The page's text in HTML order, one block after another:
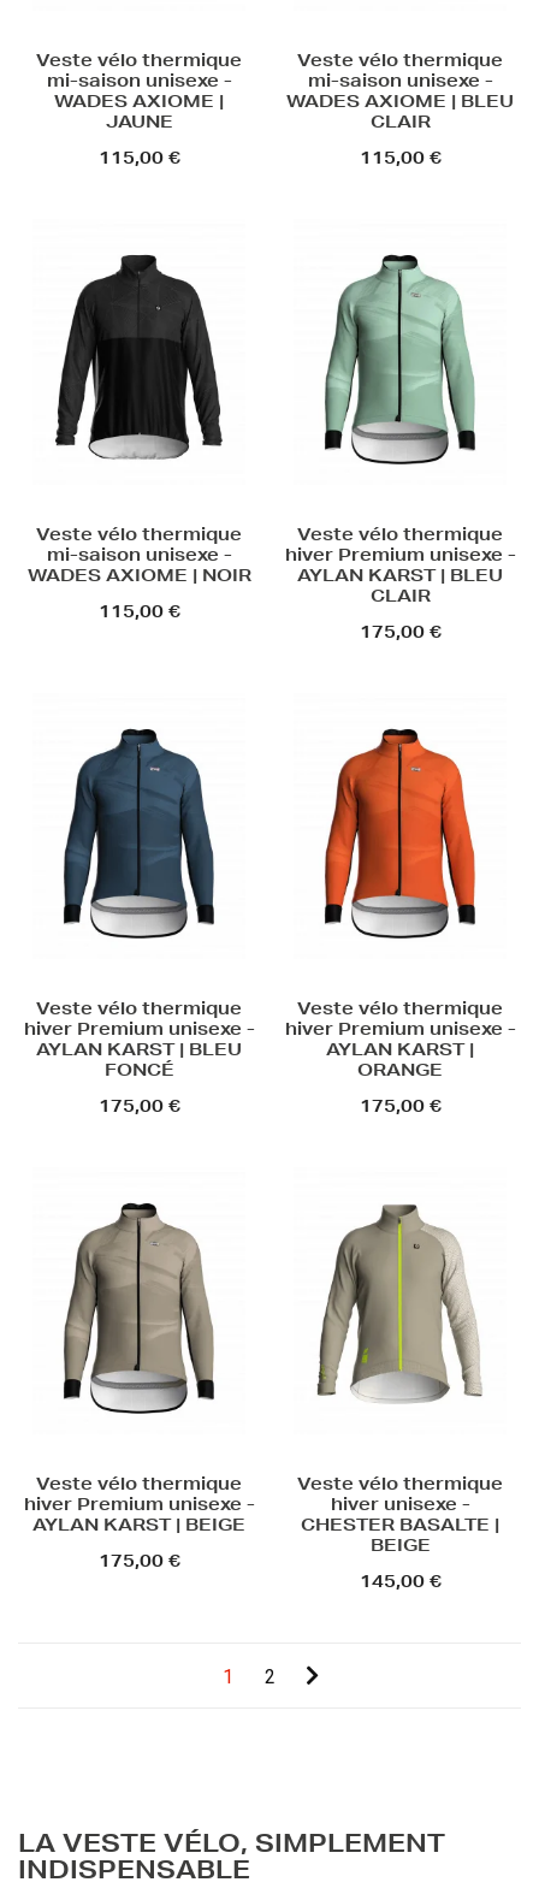
Veste vélo thermique
mi-saison unisexe -
WADES AXIOME |
JAUNE
115,00 €
Veste vélo thermique
mi-saison unisexe -
WADES AXIOME | BLEU
CLAIR
115,00 €
Veste vélo thermique
mi-saison unisexe -
WADES AXIOME | NOIR
115,00 €
Veste vélo thermique
hiver Premium unisexe -
AYLAN KARST | BLEU
CLAIR
175,00 €
Veste vélo thermique
hiver Premium unisexe -
AYLAN KARST | BLEU
FONCÉ
175,00 €
Veste vélo thermique
hiver Premium unisexe -
AYLAN KARST |
ORANGE
175,00 €
Veste vélo thermique
hiver Premium unisexe -
AYLAN KARST | BEIGE
175,00 €
Veste vélo thermique
hiver unisexe -
CHESTER BASALTE |
BEIGE
145,00 €
1 2
LA VESTE VÉLO, SIMPLEMENT
INDISPENSABLE